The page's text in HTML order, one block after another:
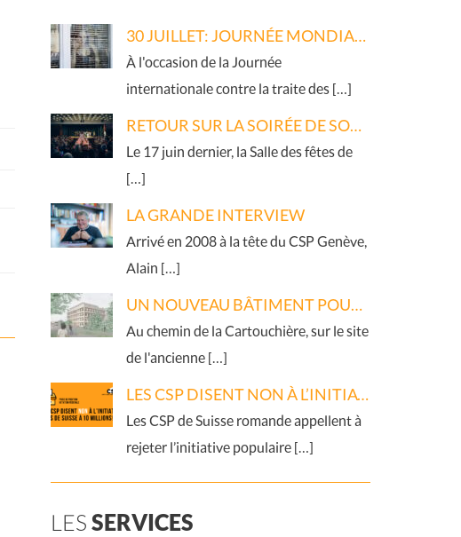
30 JUILLET: JOURNÉE MONDIALE DE LUTTE CONTRE LA TRAITE DES ÊTRES HUMAINS
À l'occasion de la Journée
internationale contre la traite des […]
RETOUR SUR LA SOIRÉE DE SOUTIEN 2026
Le 17 juin dernier, la Salle des fêtes de
[…]
LA GRANDE INTERVIEW
Arrivé en 2008 à la tête du CSP Genève,
Alain […]
UN NOUVEAU BÂTIMENT POUR LE RÉSEAU
Au chemin de la Cartouchière, sur le site
de l'ancienne […]
LES CSP DISENT NON À L’INITIATIVE « PAS DE SUISSE À 10 MILLIONS ! »
Les CSP de Suisse romande appellent à
rejeter l’initiative populaire […]
LES SERVICES